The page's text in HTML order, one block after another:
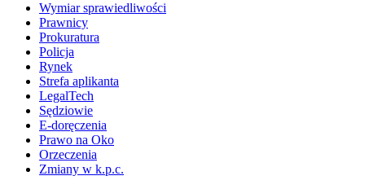
Wymiar sprawiedliwości
Prawnicy
Prokuratura
Policja
Rynek
Strefa aplikanta
LegalTech
Sędziowie
E-doręczenia
Prawo na Oko
Orzeczenia
Zmiany w k.p.c.